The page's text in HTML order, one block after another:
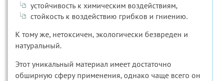
устойчивость к химическим воздействиям,
стойкость к воздействию грибков и гниению.
К тому же, нетоксичен, экологически безвреден и
натуральный.
Этот уникальный материал имеет достаточно
обширную сферу применения, однако чаще всего он